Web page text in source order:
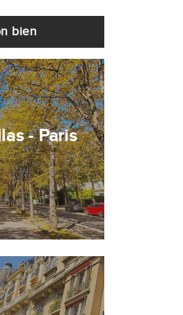
bien
- Paris